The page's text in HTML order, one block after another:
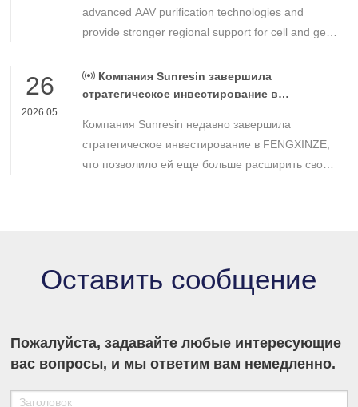
advanced AAV purification technologies and
provide stronger regional support for cell and gene
Americas.
26
2026 05
Компания Sunresin завершила
стратегическое инвестирование в
бизнеса в области промышленной
хроматографии.
Компания Sunresin недавно завершила
стратегическое инвестирование в FENGXINZE,
что позволило ей еще больше расширить свое
Оставить сообщение
Пожалуйста, задавайте любые интересующие
вас вопросы, и мы ответим вам немедленно.